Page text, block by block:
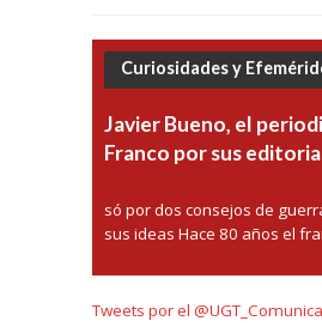
Curiosidades y
Javier Bueno, el
Franco por sus
só por dos consejos de
sus ideas Hace 80 años el
Tweets por el